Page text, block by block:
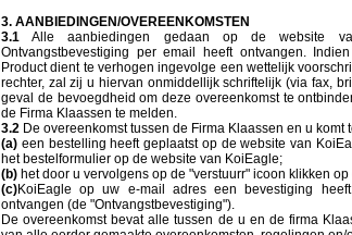
3. AANBIEDINGEN/OVEREENKOMSTEN
3.1 Alle aanbiedingen gedaan op de website
Ontvangstbevestiging per email heeft ontvangen.
Product dient te verhogen ingevolge een wettelijk
rechter, zal zij u hiervan onmiddellijk schriftelijk (via fax,
geval de bevoegdheid om deze overeenkomst te
de Firma Klaassen te melden.
3.2 De overeenkomst tussen de Firma Klaassen en u komt
(a) een bestelling heeft geplaatst op de website van
het bestelformulier op de website van KoiEagle;
(b) het door u vervolgens op de "verstuurr" icoon klikken
(c)KoiEagle op uw e-mail adres een bevestiging
ontvangen (de "Ontvangstbevestiging").
De overeenkomst bevat alle tussen de u en de firma